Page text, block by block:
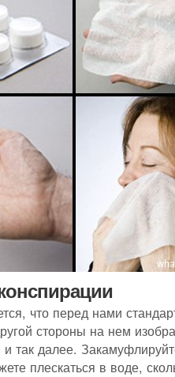
что перед нами
стороны на нем
так далее.
плескаться в воде,